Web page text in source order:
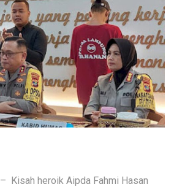
– Kisah heroik Aipda Fahmi Hasan